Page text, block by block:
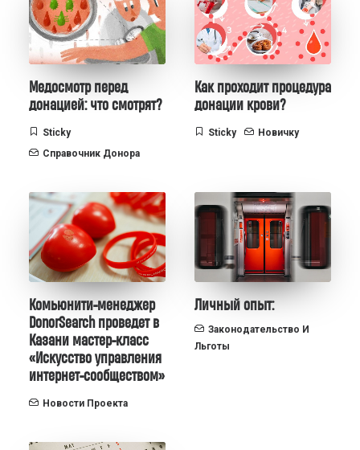
Медосмотр перед
донацией: что смотрят?
Sticky
Справочник Донора
Как проходит процедура
донации крови?
Sticky Новичку
Комьюнити-менеджер
DonorSearch проведет в
Казани мастер-класс
«Искусство управления
интернет-сообществом»
Новости Проекта
Личный опыт:
Законодательство И
Льготы